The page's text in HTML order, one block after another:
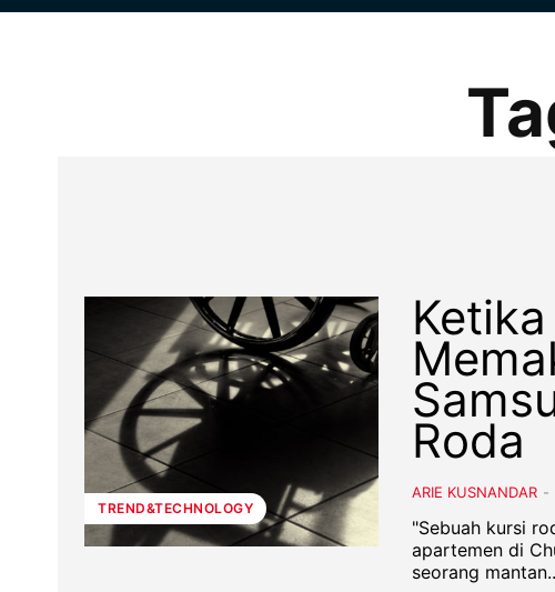
TREND&TECHNOLOGY
Roda
ARIE KUSNANDAR -
"Sebuah kursi
apartemen di
seorang